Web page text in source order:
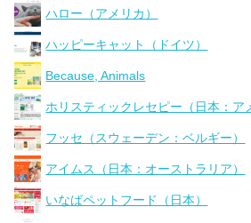
ハロー（アメリカ）
ハッピーキャット（ドイツ）
Because, Animals
ホリスティックレセピー（日本：ア
フッセ（スウェーデン：ベルギー）
アイムス（日本：オーストラリア）
いなばペットフード（日本）